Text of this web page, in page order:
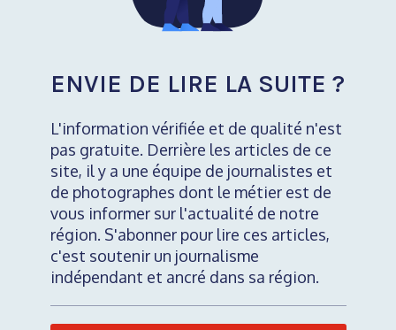
ENVIE DE LIRE LA SUITE ?
L'information vérifiée et de qualité n'est
pas gratuite. Derrière les articles de ce
site, il y a une équipe de journalistes et
de photographes dont le métier est de
vous informer sur l'actualité de notre
région. S'abonner pour lire ces articles,
c'est soutenir un journalisme
indépendant et ancré dans sa région.